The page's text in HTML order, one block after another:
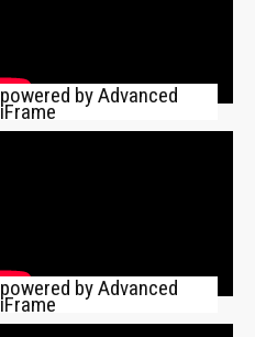
powered by Advanced
iFrame
powered by Advanced
iFrame